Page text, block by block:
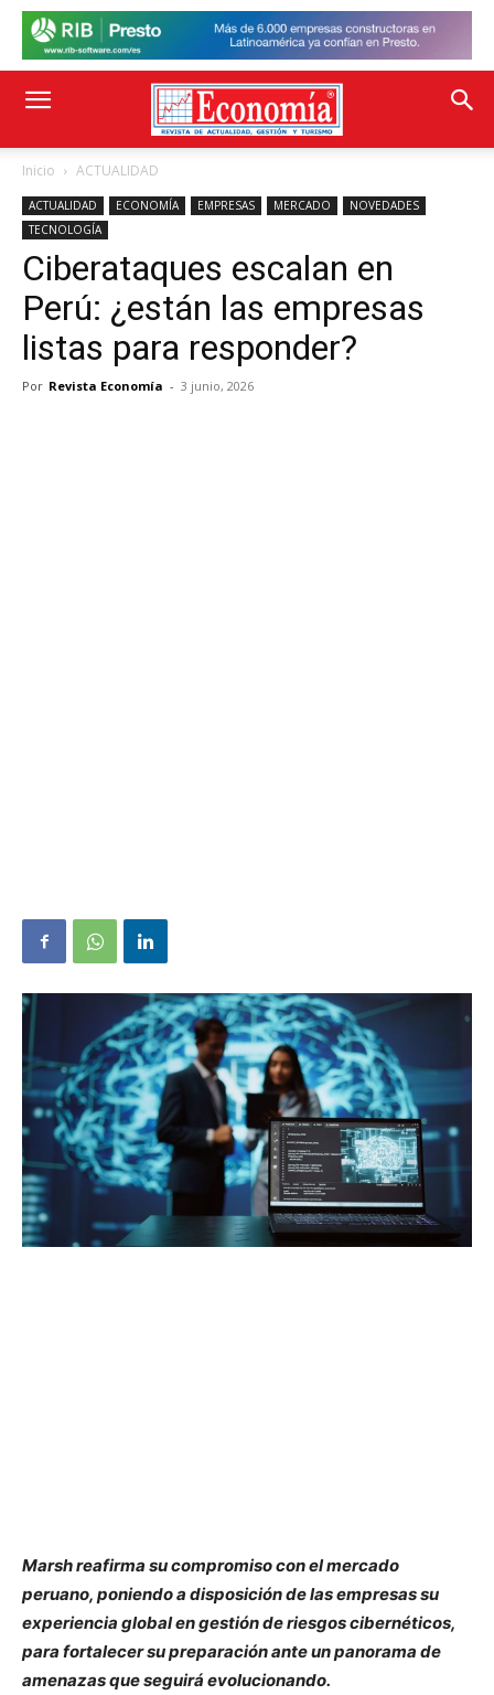
Inicio ACTUALIDAD
ACTUALIDAD ECONOMÍA EMPRESAS MERCADO
NOVEDADES
TECNOLOGÍA
Ciberataques escalan en
Perú: ¿están las empresas
listas para responder?
Por Revista Economía - 3 junio, 2026
Marsh reafirma su compromiso con el mercado
peruano, poniendo a disposición de las empresas su
experiencia global en gestión de riesgos cibernéticos,
para fortalecer su preparación ante un panorama de
amenazas que seguirá evolucionando.